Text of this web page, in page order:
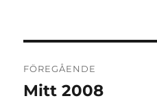
FÖREGÅENDE
Föregående
Mitt 2008